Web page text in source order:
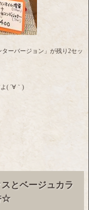
ーバージョン」が残り2セッ
( ´∀｀)
とベージュカラ
☆